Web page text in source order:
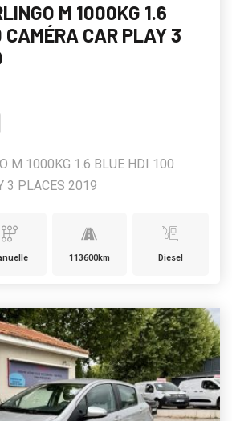
M 1000KG 1.6
CAMÉRA CAR PLAY 3
M 1000KG 1.6 BLUE HDI 100
3 PLACES 2019
113600km Diesel